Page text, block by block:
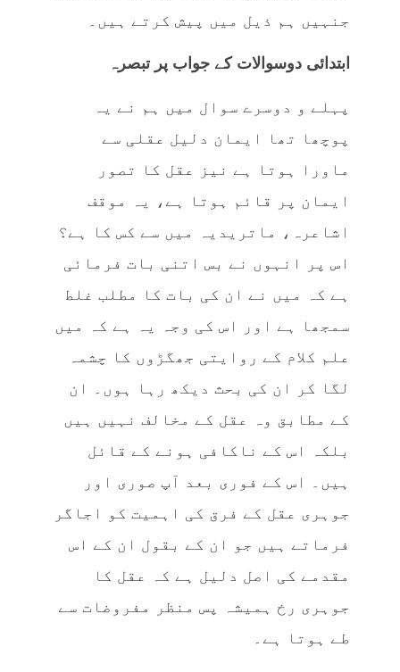
جنہیں ہم ذیل میں پیش کرتے ہیں۔
ابتدائی دوسوالات کے جواب پر تبصرہ
پہلے و دوسرے سوال میں ہم نے یہ
پوچھا تھا ایمان دلیل عقلی سے
ماورا ہوتا ہے نیز عقل کا تصور
ایمان پر قائم ہوتا ہے، یہ موقف
اشاعرہ، ماتریدیہ میں سے کس کا ہے؟
اس پر انہوں نے بس اتنی بات فرمائی
ہے کہ میں نے ان کی بات کا مطلب غلط
سمجھا ہے اور اس کی وجہ یہ ہے کہ میں
علم کلام کے روایتی جھگڑوں کا چشمہ
لگا کر ان کی بحث دیکھ رہا ہوں۔ ان
کے مطابق وہ عقل کے مخالف نہیں ہیں
بلکہ اس کے ناکافی ہونے کے قائل
ہیں۔ اس کے فوری بعد آپ صوری اور
جوہری عقل کے فرق کی اہمیت کو اجاگر
فرماتے ہیں جو ان کے بقول ان کے اس
مقدمے کی اصل دلیل ہے کہ عقل کا
جوہری رخ ہمیشہ پس منظر مفروضات سے
طے ہوتا ہے۔